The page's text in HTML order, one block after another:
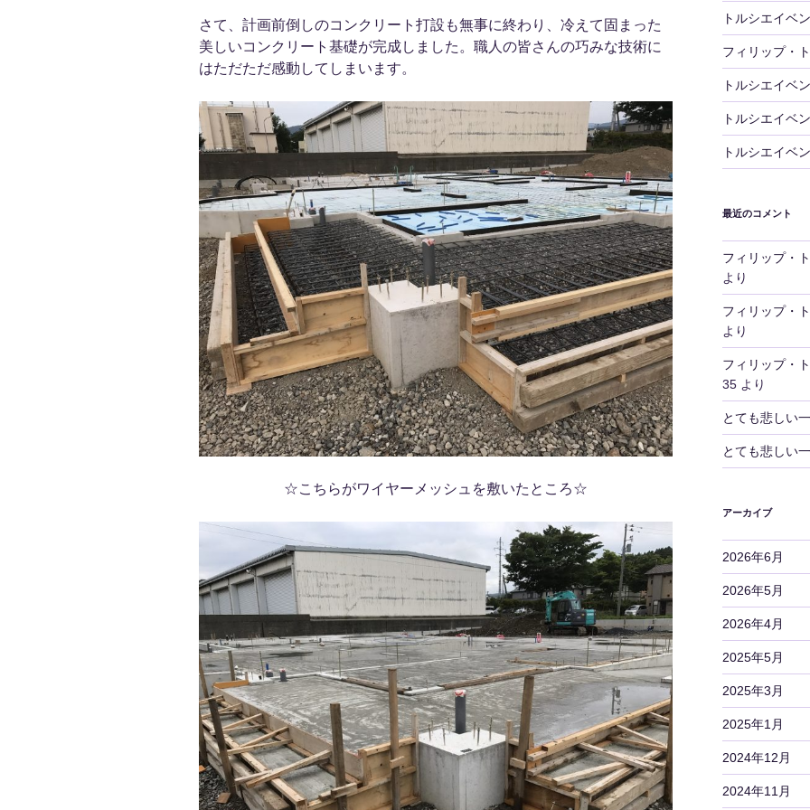
さて、計画前倒しのコンクリート打設も無事に終わり、冷えて固まった
美しいコンクリート基礎が完成しました。職人の皆さんの巧みな技術に
はただただ感動してしまいます。
☆こちらがワイヤーメッシュを敷いたところ☆
トルシエイベ
フィリップ・
トルシエイベ
トルシエイベ
トルシエイベ
最近のコメント
フィリップ・
より
フィリップ・
より
フィリップ・
35より
とても悲しい
とても悲しい
アーカイブ
2026年6月
2026年5月
2026年4月
2025年5月
2025年3月
2025年1月
2024年12月
2024年11月